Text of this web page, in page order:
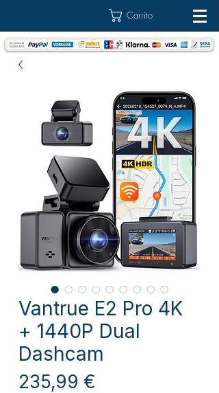
Carrito
Vantrue E2 Pro 4K
+ 1440P Dual
Dashcam
235,99 €